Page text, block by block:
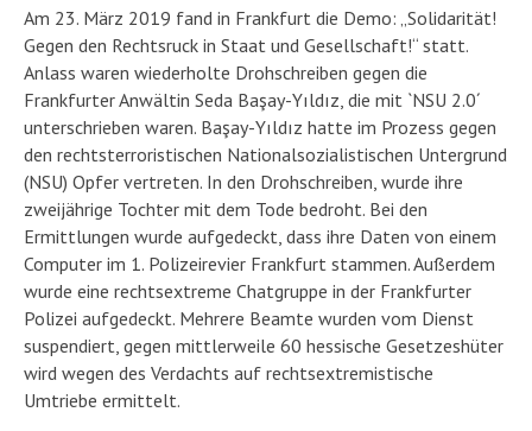
Am 23. März 2019 fand in Frankfurt die Demo: „Solidarität!
Gegen den Rechtsruck in Staat und Gesellschaft!“ statt.
Anlass waren wiederholte Drohschreiben gegen die
Frankfurter Anwältin Seda Başay-Yıldız, die mit `NSU 2.0´
unterschrieben waren. Başay-Yıldız hatte im Prozess gegen
den rechtsterroristischen Nationalsozialistischen Untergrund
(NSU) Opfer vertreten. In den Drohschreiben, wurde ihre
zweijährige Tochter mit dem Tode bedroht. Bei den
Ermittlungen wurde aufgedeckt, dass ihre Daten von einem
Computer im 1. Polizeirevier Frankfurt stammen. Außerdem
wurde eine rechtsextreme Chatgruppe in der Frankfurter
Polizei aufgedeckt. Mehrere Beamte wurden vom Dienst
suspendiert, gegen mittlerweile 60 hessische Gesetzeshüter
wird wegen des Verdachts auf rechtsextremistische
Umtriebe ermittelt.